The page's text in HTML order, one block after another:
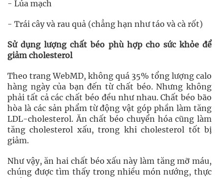
- Lúa mạch
- Trái cây và rau quả (chẳng hạn như táo và cà rốt)
Sử dụng lượng chất béo phù hợp cho sức khỏe để
giảm cholesterol
Theo trang WebMD, không quá 35% tổng lượng calo
hàng ngày của bạn đến từ chất béo. Nhưng không
phải tất cả các chất béo đều như nhau. Chất béo bão
hòa là các sản phẩm từ động vật góp phần làm tăng
LDL-cholesterol. Ăn chất béo chuyển hóa cũng làm
tăng cholesterol xấu, trong khi cholesterol tốt bị
giảm.
Như vậy, ăn hai chất béo xấu này làm tăng mỡ máu,
chúng được tìm thấy trong nhiều món nướng, thực